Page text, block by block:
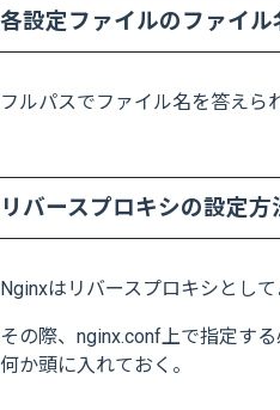
各設定ファイルのファイル
フルパスでファイル名を答えら
リバースプロキシの設定方
Nginxはリバースプロキシとして
その際、nginx.conf上で指定す
何か頭に入れておく。